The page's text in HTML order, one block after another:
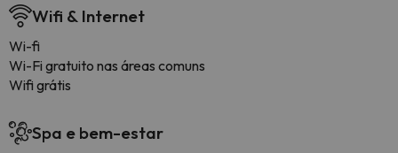
Wifi & Internet
Wi-fi
Wi-Fi gratuito nas áreas comuns
Wifi grátis
Spa e bem-estar